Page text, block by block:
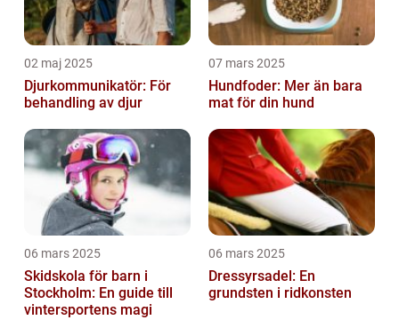
02 maj 2025
Djurkommunikatör: För
behandling av djur
07 mars 2025
Hundfoder: Mer än bara
mat för din hund
06 mars 2025
Skidskola för barn i
Stockholm: En guide till
vintersportens magi
06 mars 2025
Dressyrsadel: En
grundsten i ridkonsten